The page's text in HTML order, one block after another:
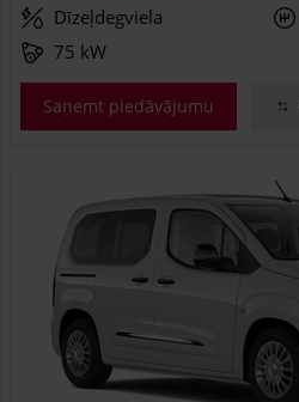
Dīzeļdegviela
75 kW
Saņemt piedāvājumu